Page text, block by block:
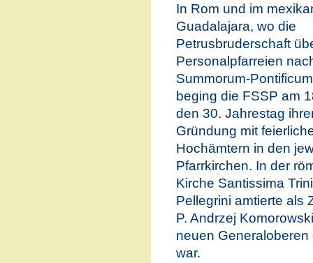
In Rom und im
Guadalajara, wo die
Petrusbruderschaft
Personalpfarreien
Summorum-
beging die FSSP am
den 30. Jahrestag
Gründung mit
Hochämtern in den
Pfarrkirchen. In der
Kirche Santissima
Pellegrini amtierte als
P. Andrzej
neuen
war.